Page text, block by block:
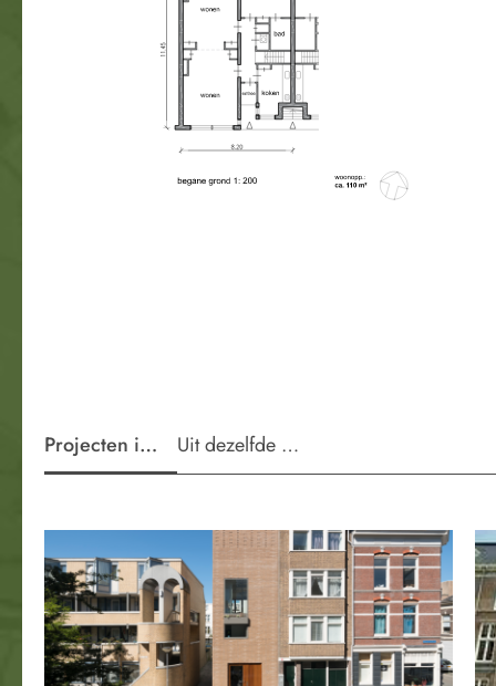
Projecten in de wijkUit dezelfde periode